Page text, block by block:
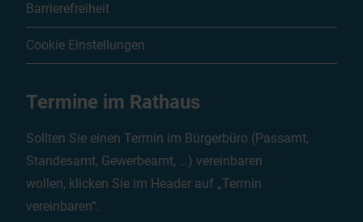
Barrierefreiheit
Cookie Einstellungen
Termine im Rathaus
Sollten Sie einen Termin im Bürgerbüro (Passamt,
Standesamt, Gewerbeamt, …) vereinbaren
wollen, klicken Sie im Header auf „Termin
vereinbaren“.